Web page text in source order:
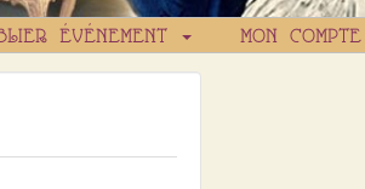
ÉVÉNEMENT MON COMPTE